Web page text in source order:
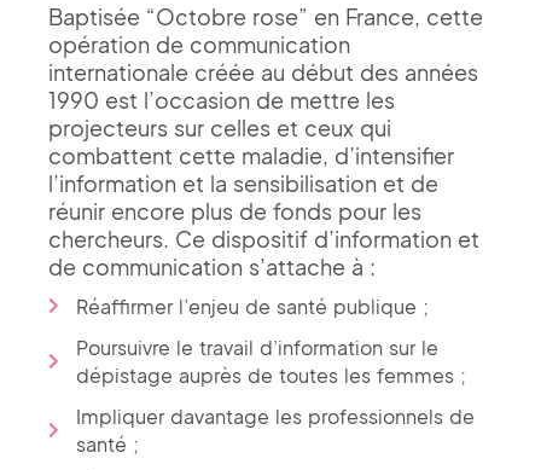
Baptisée “Octobre rose” en France, cette
opération de communication
internationale créée au début des années
1990 est l’occasion de mettre les
projecteurs sur celles et ceux qui
combattent cette maladie, d’intensifier
l’information et la sensibilisation et de
réunir encore plus de fonds pour les
chercheurs. Ce dispositif d’information et
de communication s’attache à :
Réaffirmer l’enjeu de santé publique ;
Poursuivre le travail d’information sur le
dépistage auprès de toutes les femmes ;
Impliquer davantage les professionnels de
santé ;